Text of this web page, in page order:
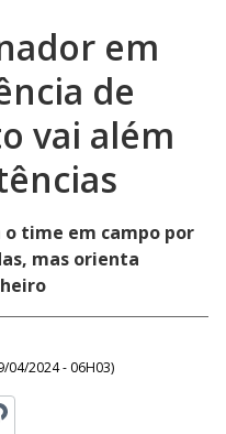
em
de
vai além
time em campo por
mas orienta
04/2024 - 06H03)